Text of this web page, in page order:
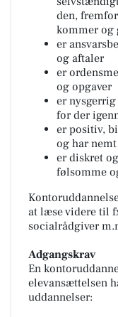
den,
kommer og
er
og aftaler
er
og opgaver
er
for der
er positiv,
og har
er diskret
følsomme
at læse videre til
socialrådgiver
Adgangskrav
En
elevansættelsen
uddannelser: